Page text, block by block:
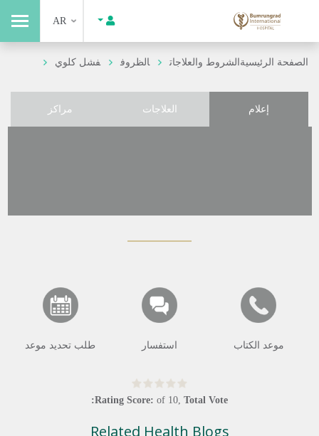
AR
الصفحة الرئيسيةالشروط والعلاجات الظروف فشل كلوي
إعلام العلاجات مراكز
موعد الكتاب استفسار طلب تحديد موعد
Rating Score: of 10, Total Vote:
Related Health Blogs